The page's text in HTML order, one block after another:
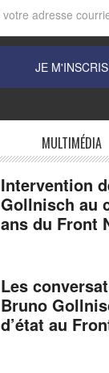
MULTIMÉDIA
Intervention
Gollnisch au
ans du Front
Les
Bruno
d’état au